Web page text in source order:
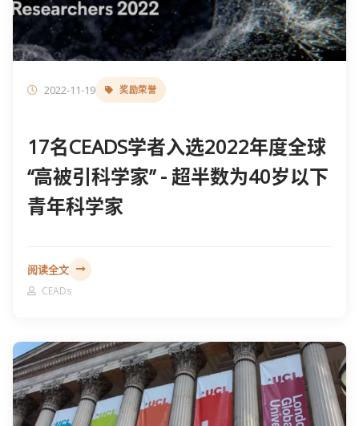
2022-11-19 奖励荣誉
17名CEADS学者入选2022年度全球
“高被引科学家” - 超半数为40岁以下
青年科学家
阅读全文
CEADs